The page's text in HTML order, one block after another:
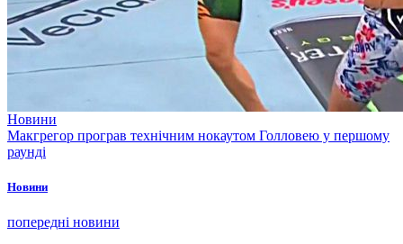
Новини
Макгрегор програв технічним нокаутом Голловею у першому
раунді
Новини
попередні новини